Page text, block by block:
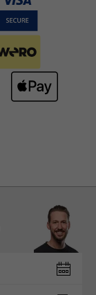
passende
Deine Interessen